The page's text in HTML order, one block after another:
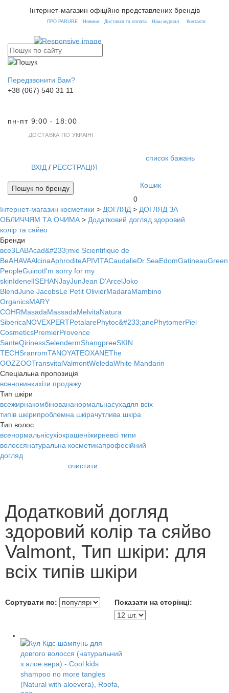
Інтернет-магазин офіційно представлених брендів
ПРО PARURE Новини Доставка та оплата Наш журнал Контакти
Передзвонити Вам?
+38 (067) 540 31 11
пн-пт 9:00 - 18:00
ДОСТАВКА ПО УКРАЇНІ
список бажань
ВХІД / РЕЄСТРАЦІЯ
Кошик
0
Пошук по бренду
Інтернет-магазин косметики > ДОГЛЯД > ДОГЛЯД ЗА
ОБЛИЧЧЯМ ТА ОЧИМА > Додатковий догляд здоровий
колір та сяйво
Бренди
все3LABAcad&#233;mie Scientifique de
BeAHAVAAlcinaAphroditeAPIVITACaudalieDr.SeaEdomGatineauGreen
PeopleGuinotI'm sorry for my
skinIdenelISEHANJayJunJean D'ArcelJoko
BlendJune JacobsLe Petit OlivierMadaraMambino
OrganicsMARY
COHRMasadaMassadaMelvitaNatura
SibericaNOVEXPERTPetalarePhytoc&#233;anePhytomerPiel
CosmeticsPremierProvence
SanteQirinessSelendermShangpreeSKIN
TECHSranromTANOYATEOXANEThe
OOZZOOTransvitalValmontWeledaWhite Mandarin
Спеціальна пропозиція
всеновинкихіти продажу
Тип шкіри
всежирнакомбіновананормальнасухадля всіх
типів шкірипроблемна шкірачутлива шкіра
Тип волос
всенормальнісухіокрашеніжирневсі типи
волоссянатуральна косметикапрофесійний
догляд
очистити
Додатковий догляд
здоровий колір та сяйво
Valmont, Тип шкіри: для
всіх типів шкіри
Сортувати по: Показати на сторінці: